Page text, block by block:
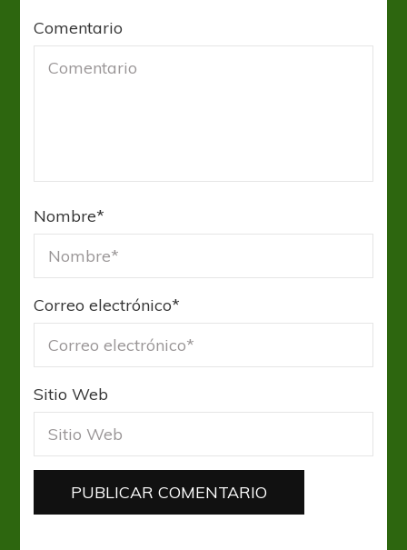
Comentario
Nombre*
Correo electrónico*
Sitio Web